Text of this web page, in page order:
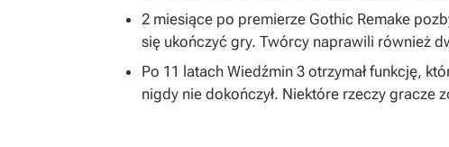
2 miesiące po premierze Gothic Remake
się ukończyć gry. Twórcy naprawili również
Po 11 latach Wiedźmin 3 otrzymał funkcję,
nigdy nie dokończył. Niektóre rzeczy gracze